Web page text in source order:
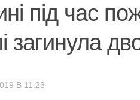
під час
загинула
В 11:23